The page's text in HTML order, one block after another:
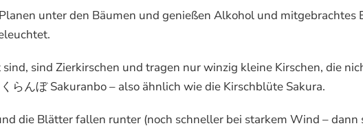
unter den Bäumen und genießen Alkohol und mitgebrachtes
sind Zierkirschen und tragen nur winzig kleine Kirschen, die
らんぼ Sakuranbo – also ähnlich wie die Kirschblüte Sakura.
die Blätter fallen runter (noch schneller bei starkem Wind – dann